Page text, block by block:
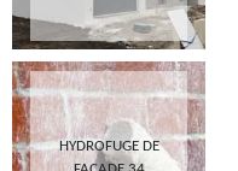
HYDROFUGE DE